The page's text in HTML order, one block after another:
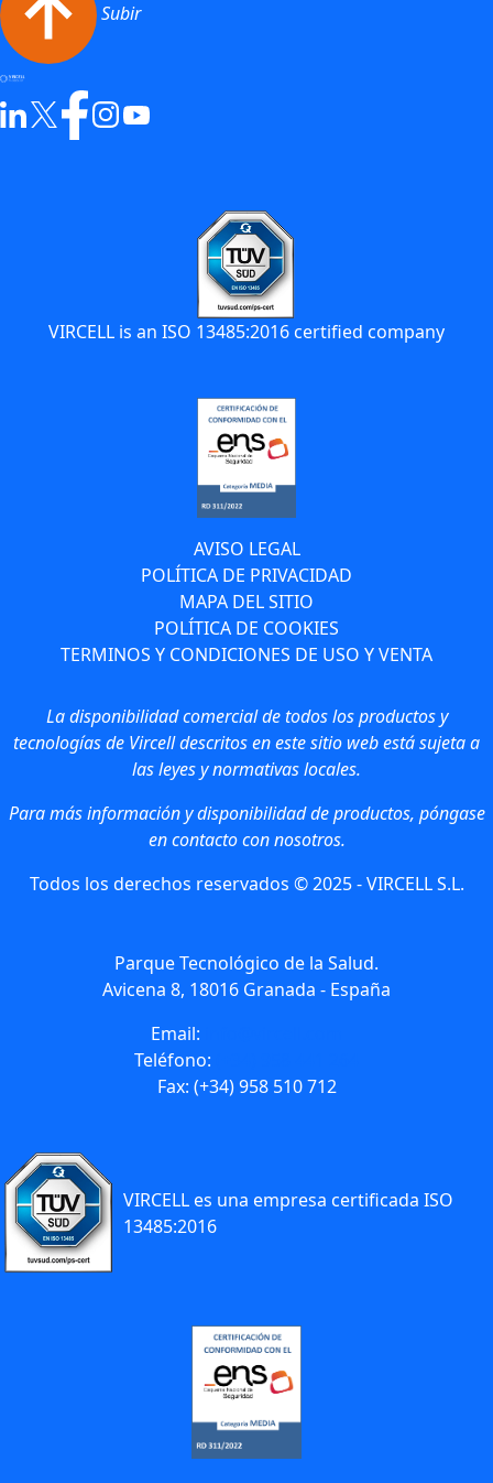
Subir
VIRCELL is an ISO 13485:2016 certified company
AVISO LEGAL
POLÍTICA DE PRIVACIDAD
MAPA DEL SITIO
POLÍTICA DE COOKIES
TERMINOS Y CONDICIONES DE USO Y VENTA
La disponibilidad comercial de todos los productos y
tecnologías de Vircell descritos en este sitio web está sujeta a
las leyes y normativas locales.
Para más información y disponibilidad de productos, póngase
en contacto con nosotros.
Todos los derechos reservados © 2025 - VIRCELL S.L.
Parque Tecnológico de la Salud.
Avicena 8, 18016 Granada - España
Email:
Teléfono:
Fax: (+34) 958 510 712
VIRCELL es una empresa certificada ISO
13485:2016